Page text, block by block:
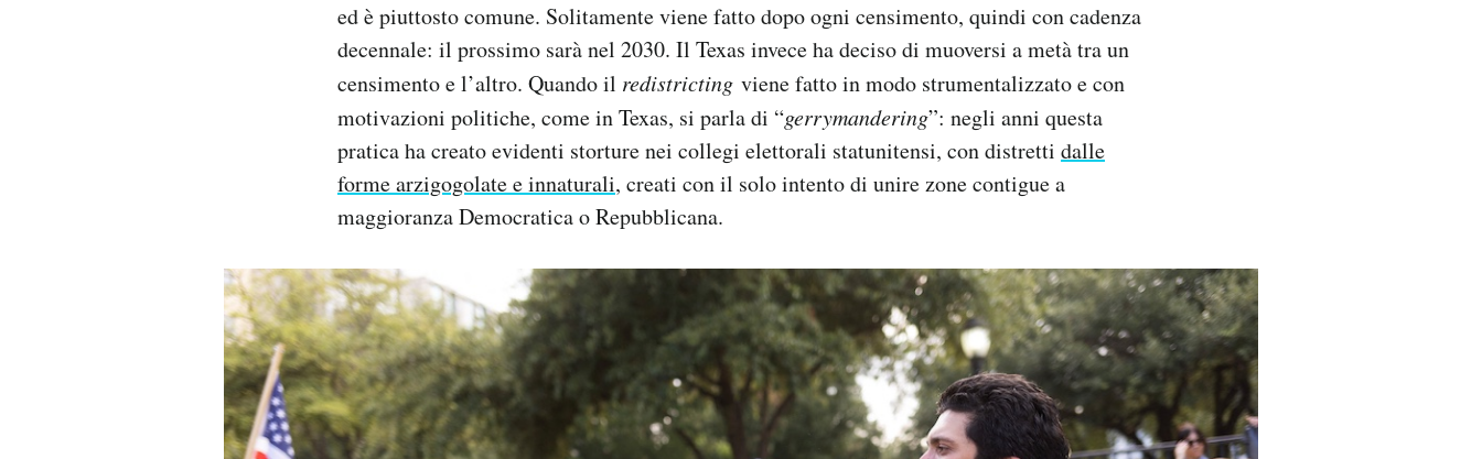
ed è piuttosto comune. Solitamente viene fatto dopo ogni censimento, quindi con cadenza
decennale: il prossimo sarà nel 2030. Il Texas invece ha deciso di muoversi a metà tra un
censimento e l’altro. Quando il redistricting viene fatto in modo strumentalizzato e con
motivazioni politiche, come in Texas, si parla di “gerrymandering”: negli anni questa
pratica ha creato evidenti storture nei collegi elettorali statunitensi, con distretti dalle
forme arzigogolate e innaturali, creati con il solo intento di unire zone contigue a
maggioranza Democratica o Repubblicana.